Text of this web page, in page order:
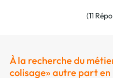
(11
À la recherche du
colisage» autre part en